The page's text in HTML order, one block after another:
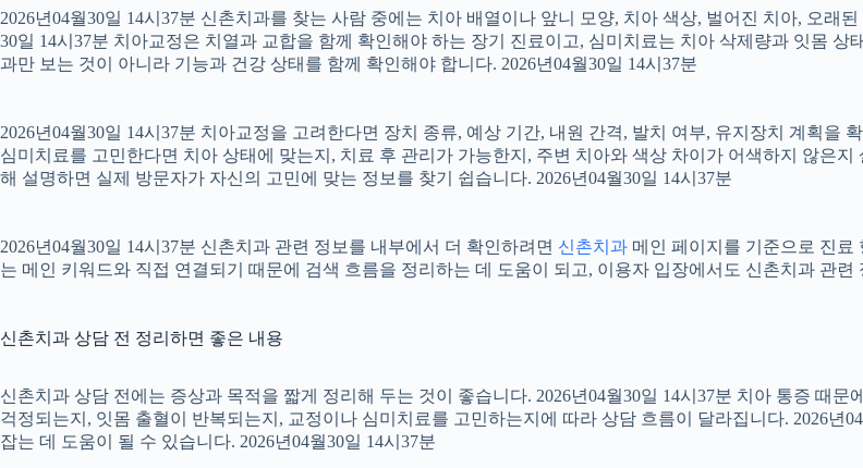
2026년04월30일 14시37분 신촌치과를 찾는 사람 중에는 치아 배열이나 앞니 모양, 치아 색상, 벌어진 치아, 오래
30일 14시37분 치아교정은 치열과 교합을 함께 확인해야 하는 장기 진료이고, 심미치료는 치아 삭제량과 잇몸
과만 보는 것이 아니라 기능과 건강 상태를 함께 확인해야 합니다. 2026년04월30일 14시37분
2026년04월30일 14시37분 치아교정을 고려한다면 장치 종류, 예상 기간, 내원 간격, 발치 여부, 유지장치 계획을
심미치료를 고민한다면 치아 상태에 맞는지, 치료 후 관리가 가능한지, 주변 치아와 색상 차이가 어색하지 않은
해 설명하면 실제 방문자가 자신의 고민에 맞는 정보를 찾기 쉽습니다. 2026년04월30일 14시37분
2026년04월30일 14시37분 신촌치과 관련 정보를 내부에서 더 확인하려면 신촌치과 메인 페이지를 기준으로 진료
는 메인 키워드와 직접 연결되기 때문에 검색 흐름을 정리하는 데 도움이 되고, 이용자 입장에서도 신촌치과 관
신촌치과 상담 전 정리하면 좋은 내용
신촌치과 상담 전에는 증상과 목적을 짧게 정리해 두는 것이 좋습니다. 2026년04월30일 14시37분 치아 통증 때
걱정되는지, 잇몸 출혈이 반복되는지, 교정이나 심미치료를 고민하는지에 따라 상담 흐름이 달라집니다. 2026년
잡는 데 도움이 될 수 있습니다. 2026년04월30일 14시37분